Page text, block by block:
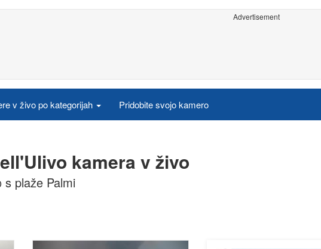
Advertisement
v živo po kategorijah Pridobite svojo kamero
kamera v živo
s plaže Palmi